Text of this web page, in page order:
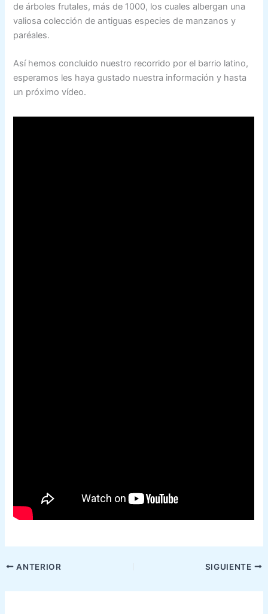
de árboles frutales, más de 1000, los cuales albergan una
valiosa colección de antiguas especies de manzanos y
paréales.
Así hemos concluido nuestro recorrido por el barrio latino,
esperamos les haya gustado nuestra información y hasta
un próximo vídeo.
ANTERIOR SIGUIENTE